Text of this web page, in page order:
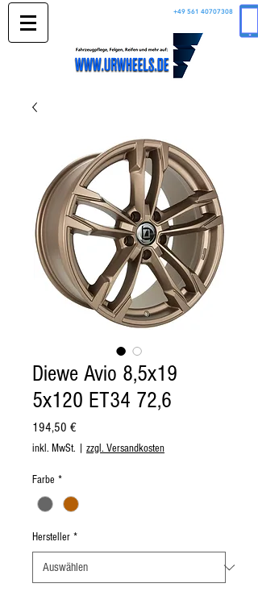
+49 561 40707308
Diewe Avio 8,5x19
5x120 ET34 72,6
194,50 €Preis
inkl. MwSt. zzgl. Versandkosten
Farbe *
Hersteller *